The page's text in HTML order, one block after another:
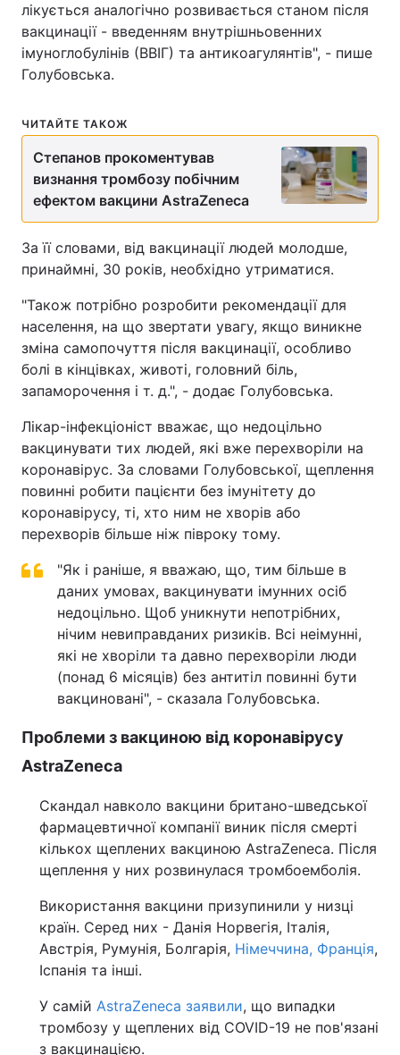
Контакти
ПОСЛУГИ
Реклама на сайті Фотобанк
Моніторинг Пресцентр
лікується аналогічно розвивається станом після
вакцинації - введенням внутрішньовенних
імуноглобулінів (ВВІГ) та антикоагулянтів", - пише
Голубовська.
ЧИТАЙТЕ ТАКОЖ
Степанов прокоментував
визнання тромбозу побічним
ефектом вакцини AstraZeneca
За її словами, від вакцинації людей молодше,
принаймні, 30 років, необхідно утриматися.
"Також потрібно розробити рекомендації для
населення, на що звертати увагу, якщо виникне
зміна самопочуття після вакцинації, особливо
болі в кінцівках, животі, головний біль,
запаморочення і т. д.", - додає Голубовська.
Лікар-інфекціоніст вважає, що недоцільно
вакцинувати тих людей, які вже перехворіли на
коронавірус. За словами Голубовської, щеплення
повинні робити пацієнти без імунітету до
коронавірусу, ті, хто ним не хворів або
перехворів більше ніж півроку тому.
"Як і раніше, я вважаю, що, тим більше в
даних умовах, вакцинувати імунних осіб
недоцільно. Щоб уникнути непотрібних,
нічим невиправданих ризиків. Всі неімунні,
які не хворіли та давно перехворіли люди
(понад 6 місяців) без антитіл повинні бути
вакциновані", - сказала Голубовська.
Проблеми з вакциною від коронавірусу
AstraZeneca
Скандал навколо вакцини британо-шведської
фармацевтичної компанії виник після смерті
кількох щеплених вакциною AstraZeneca. Після
щеплення у них розвинулася тромбоемболія.
Використання вакцини призупинили у низці
країн. Серед них - Данія Норвегія, Італія,
Австрія, Румунія, Болгарія, Німеччина, Франція,
Іспанія та інші.
У самій AstraZeneca заявили, що випадки
тромбозу у щеплених від COVID-19 не пов'язані
з вакцинацією.